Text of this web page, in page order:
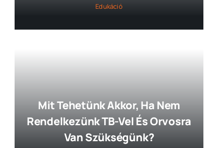
Edukáció
Mit Tehetünk Akkor, Ha Nem
Rendelkezünk TB-Vel És Orvosra
Van Szükségünk?